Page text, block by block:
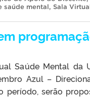
saúde mental, Sala
Saúde Mental da
Azul –
período, serão